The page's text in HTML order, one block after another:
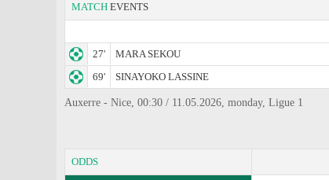
MATCH EVENTS
27'
MARA SEKOU
69'
SINAYOKO LASSINE
Auxerre - Nice, 00:30 / 11.05.2026, monday, Ligue 1
ODDS